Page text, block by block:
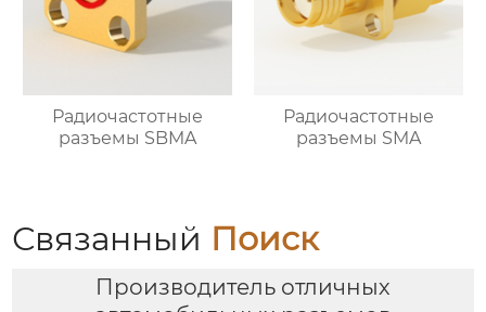
Радиочастотные
разъемы SBMA
Радиочастотные
разъемы SMA
Связанный Поиск
Производитель отличных